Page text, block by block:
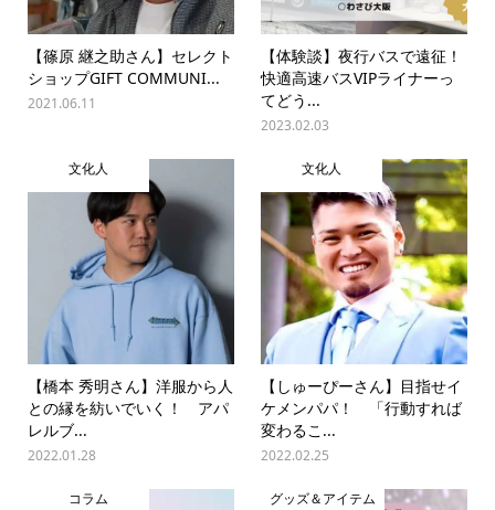
【篠原 継之助さん】セレクト
ショップGIFT COMMUNI...
2021.06.11
【体験談】夜行バスで遠征！
快適高速バスVIPライナーっ
てどう...
2023.02.03
文化人
【橋本 秀明さん】洋服から人
との縁を紡いでいく！ アパ
レルブ...
2022.01.28
文化人
【しゅーぴーさん】目指せイ
ケメンパパ！ 「行動すれば
変わるこ...
2022.02.25
コラム グッズ＆アイテム